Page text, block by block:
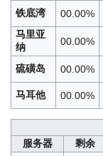
铁底湾
00.00%
马里亚
纳
00.00%
硫磺岛
00.00%
马耳他
00.00%
服务器
剩余